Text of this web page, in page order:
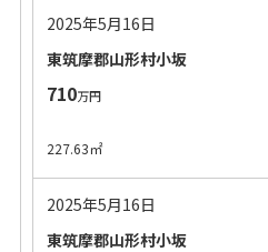
2025年5月16日
東筑摩郡山形村小坂
710万円
227.63㎡
2025年5月16日
東筑摩郡山形村小坂